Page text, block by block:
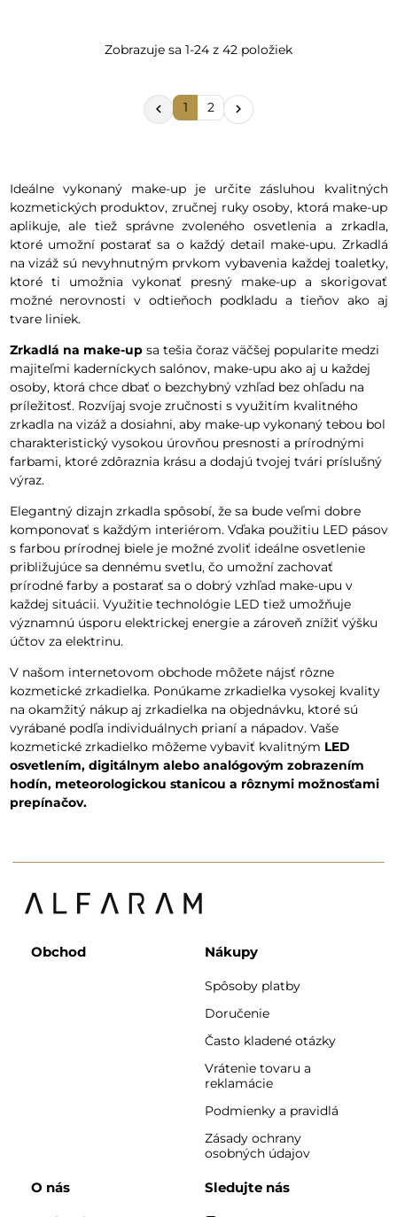
Zobrazuje sa 1-24 z 42 položiek
 1 2 
Ideálne vykonaný make-up je určite zásluhou kvalitných
kozmetických produktov, zručnej ruky osoby, ktorá make-up
aplikuje, ale tiež správne zvoleného osvetlenia a zrkadla,
ktoré umožní postarať sa o každý detail make-upu. Zrkadlá
na vizáž sú nevyhnutným prvkom vybavenia každej toaletky,
ktoré ti umožnia vykonať presný make-up a skorigovať
možné nerovnosti v odtieňoch podkladu a tieňov ako aj
tvare liniek.
Zrkadlá na make-upsa tešia čoraz väčšej popularite medzi
majiteľmi kaderníckych salónov, make-upu ako aj u každej
osoby, ktorá chce dbať o bezchybný vzhľad bez ohľadu na
príležitosť. Rozvíjaj svoje zručnosti s využitím kvalitného
zrkadla na vizáž a dosiahni, aby make-up vykonaný tebou bol
charakteristický vysokou úrovňou presnosti a prírodnými
farbami, ktoré zdôraznia krásu a dodajú tvojej tvári príslušný
výraz.
Elegantný dizajn zrkadla spôsobí, že sa bude veľmi dobre
komponovať s každým interiérom. Vďaka použitiu LED pásov
s farbou prírodnej biele je možné zvoliť ideálne osvetlenie
približujúce sa dennému svetlu, čo umožní zachovať
prírodné farby a postarať sa o dobrý vzhľad make-upu v
každej situácii. Využitie technológie LED tiež umožňuje
významnú úsporu elektrickej energie a zároveň znížiť výšku
účtov za elektrinu.
V našom internetovom obchode môžete nájsť rôzne
kozmetické zrkadielka. Ponúkame zrkadielka vysokej kvality
na okamžitý nákup aj zrkadielka na objednávku, ktoré sú
vyrábané podľa individuálnych prianí a nápadov. Vaše
kozmetické zrkadielko môžeme vybaviť kvalitným LED
osvetlením, digitálnym alebo analógovým zobrazením
hodín, meteorologickou stanicou a rôznymi možnosťami
prepínačov.
Obchod Nákupy
Spôsoby platby
Doručenie
Často kladené otázky
Vrátenie tovaru a
reklamácie
Podmienky a pravidlá
Zásady ochrany
osobných údajov
O nás Sledujte nás